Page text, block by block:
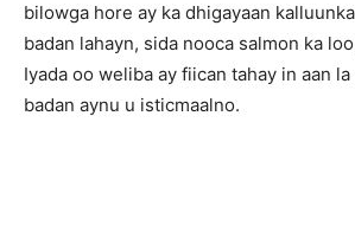
bilowga hore ay ka dhigayaan
badan lahayn, sida nooca salmon ka
Iyada oo weliba ay fiican tahay in aan
badan aynu u isticmaalno.